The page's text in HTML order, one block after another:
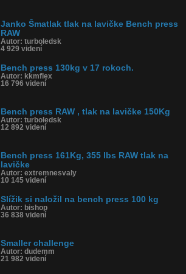
Janko Šmatlak tlak na lavičke Bench press
RAW
Autor: turboledsk
4 929 videní
Bench press 130kg v 17 rokoch.
Autor: kkmflex
16 796 videní
Bench press RAW , tlak na lavičke 150Kg
Autor: turboledsk
12 892 videní
Bench press 161Kg, 355 lbs RAW tlak na
lavičke
Autor: extremnesvaly
10 145 videní
Slížik si naložil na bench press 100 kg
Autor: bishop
36 838 videní
Smaller challenge
Autor: dudemm
21 982 videní